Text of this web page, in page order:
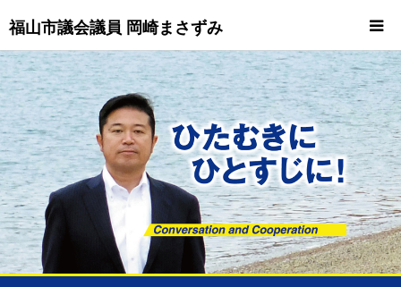
福山市議会議員 岡崎まさずみ
HOME
重要情報
プロフィール
ニュース/トピックス